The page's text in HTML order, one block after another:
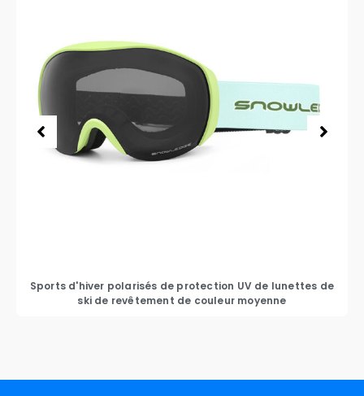
Sports d'hiver polarisés de protection UV de lunettes de
ski de revêtement de couleur moyenne